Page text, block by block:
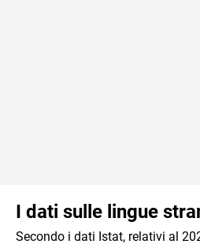
I dati sulle lingue
Secondo i dati Istat, relativi al